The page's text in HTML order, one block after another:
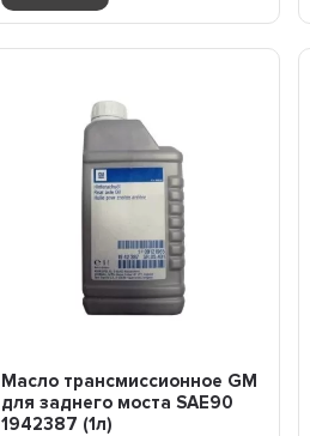
Масло трансмиссионное GM
для заднего моста SAE90
1942387 (1л)